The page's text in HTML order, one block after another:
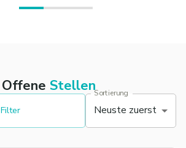
Offene Stellen
Filter
Sortierung
Neuste zuerst